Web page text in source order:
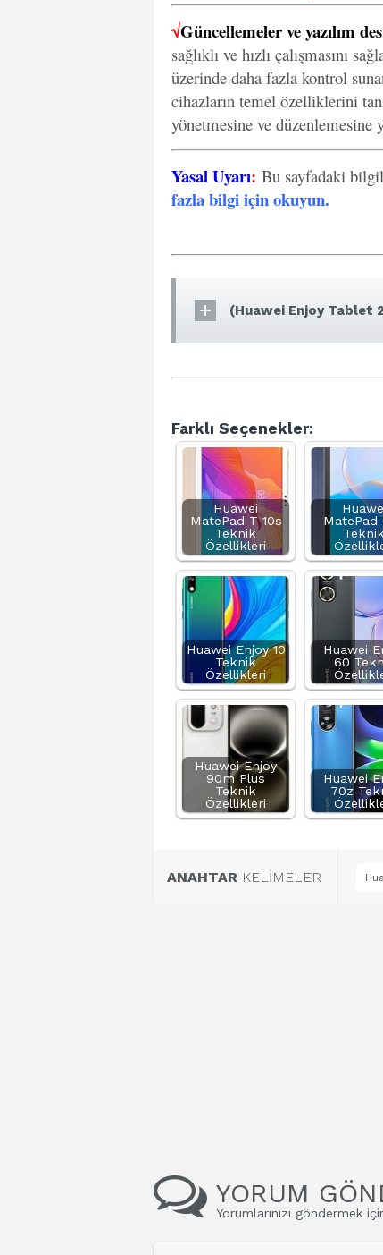
√Güncellemeler ve yazılım
sağlıklı ve hızlı çalışmasını
üzerinde daha fazla kontrol
cihazların temel özelliklerini
yönetmesine ve düzenlemesine
Yasal Uyarı: Bu sayfadaki
fazla bilgi için okuyun.
(Huawei Enjoy Tablet
Farklı Seçenekler:
Huawei
MatePad T 10s
Teknik
Özellikleri
MatePad
Teknik
Huawei Enjoy 10
Teknik
Özellikleri
Huawei
60
Huawei Enjoy
90m Plus
Teknik
Özellikleri
Huawei
70z
ANAHTAR KELİMELER
YORUM
Yorumlarınızı göndermek